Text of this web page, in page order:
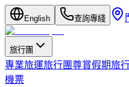
English 查詢專綫
旅行團
專業旅運旅行團尊賞假期旅
機票